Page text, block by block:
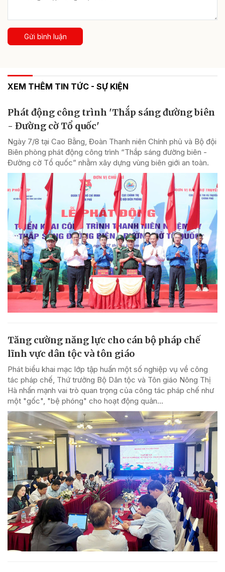
Gửi bình luận
XEM THÊM TIN TỨC - SỰ KIỆN
Phát động công trình 'Thắp sáng đường biên
- Đường cờ Tổ quốc'
Ngày 7/8 tại Cao Bằng, Đoàn Thanh niên Chính phủ và Bộ đội
Biên phòng phát động công trình “Thắp sáng đường biên -
Đường cờ Tổ quốc” nhằm xây dựng vùng biên giới an toàn.
Tăng cường năng lực cho cán bộ pháp chế
lĩnh vực dân tộc và tôn giáo
Phát biểu khai mạc lớp tập huấn một số nghiệp vụ về công
tác pháp chế, Thứ trưởng Bộ Dân tộc và Tôn giáo Nông Thị
Hà nhấn mạnh vai trò quan trọng của công tác pháp chế như
một "gốc", "bệ phóng" cho hoạt động quản...